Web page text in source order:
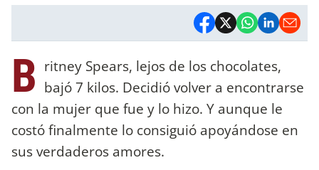
B ritney Spears, lejos de los chocolates,
bajó 7 kilos. Decidió volver a encontrarse
con la mujer que fue y lo hizo. Y aunque le
costó finalmente lo consiguió apoyándose en
sus verdaderos amores.